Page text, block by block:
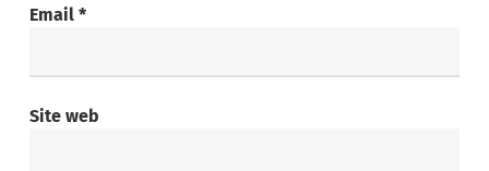
Email *
Site web